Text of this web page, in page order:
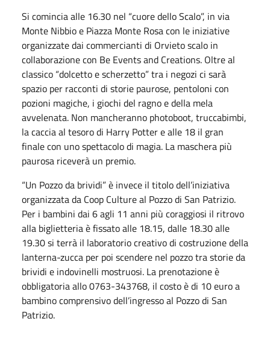
Si comincia alle 16.30 nel “cuore dello Scalo”, in via
Monte Nibbio e Piazza Monte Rosa con le iniziative
organizzate dai commercianti di Orvieto scalo in
collaborazione con Be Events and Creations. Oltre al
classico “dolcetto e scherzetto” tra i negozi ci sarà
spazio per racconti di storie paurose, pentoloni con
pozioni magiche, i giochi del ragno e della mela
avvelenata. Non mancheranno photoboot, truccabimbi,
la caccia al tesoro di Harry Potter e alle 18 il gran
finale con uno spettacolo di magia. La maschera più
paurosa riceverà un premio.
“Un Pozzo da brividi” è invece il titolo dell’iniziativa
organizzata da Coop Culture al Pozzo di San Patrizio.
Per i bambini dai 6 agli 11 anni più coraggiosi il ritrovo
alla biglietteria è fissato alle 18.15, dalle 18.30 alle
19.30 si terrà il laboratorio creativo di costruzione della
lanterna-zucca per poi scendere nel pozzo tra storie da
brividi e indovinelli mostruosi. La prenotazione è
obbligatoria allo 0763-343768, il costo è di 10 euro a
bambino comprensivo dell’ingresso al Pozzo di San
Patrizio.